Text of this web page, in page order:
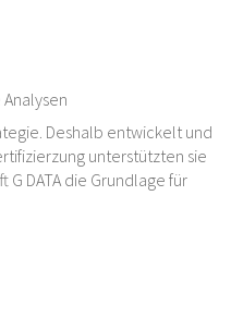
Deshalb entwickelt und
unterstützten sie
DATA die Grundlage für